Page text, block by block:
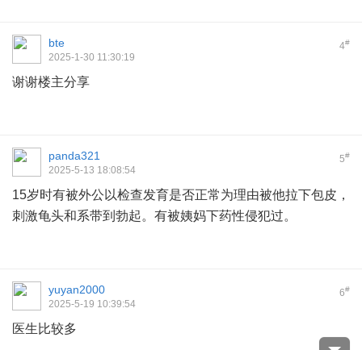
4#
bte
2025-1-30 11:30:19
谢谢楼主分享
5#
panda321
2025-5-13 18:08:54
15岁时有被外公以检查发育是否正常为理由被他拉下包皮，
刺激龟头和系带到勃起。有被姨妈下药性侵犯过。
6#
yuyan2000
2025-5-19 10:39:54
医生比较多